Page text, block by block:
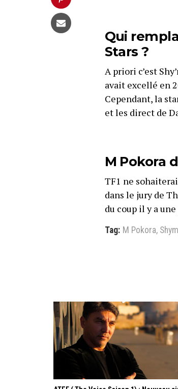
Qui
Stars ?
A priori c’est
avait excellé en
Cependant, la
et les direct de
M Pokora
TF1 ne
dans le jury de
du coup il y a
Tag: M Pokora, Shym